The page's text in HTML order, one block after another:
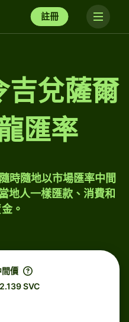
註冊
吉兌薩爾
匯率
時隨地以市場匯率中間
地人一樣匯款、消費和
。
價
SVC